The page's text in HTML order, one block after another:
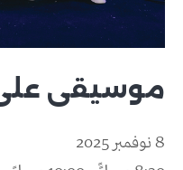
موسيقى على
8 نوفمبر 2025